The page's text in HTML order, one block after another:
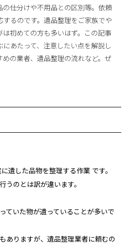
の仕分けや不用品との区別等。依頼
するのです。遺品整理をご家族でや
は初めての方も多いはず。この記事
あたって、注意したい点を解説し
めの業者、遺品整理の流れなど。ぜ
遺した品物を整理する作業 です。
うのとは訳が違います。
ていた物が遺っていることが多いで
ありますが、遺品整理業者に頼むの